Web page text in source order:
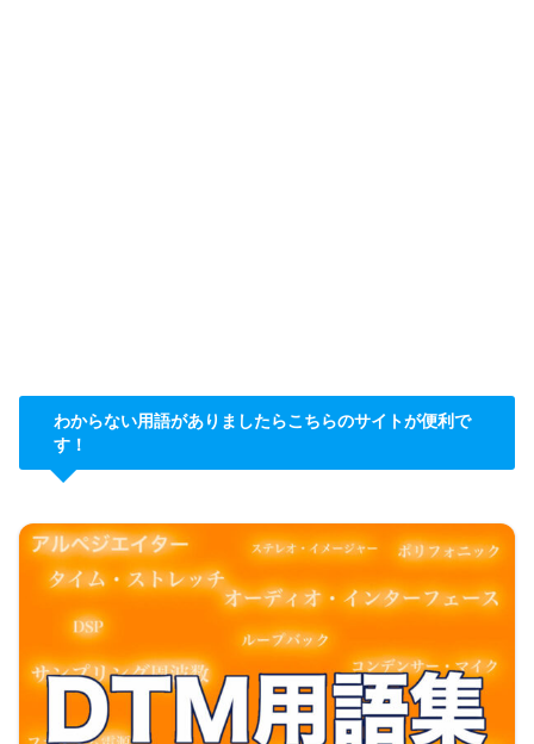
わからない用語がありましたらこちらのサイトが便利で
す！